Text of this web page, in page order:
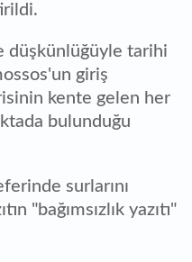
düşkünlüğüyle tarihi
giriş
kente gelen her
bulunduğu
surlarını
"bağımsızlık yazıtı"